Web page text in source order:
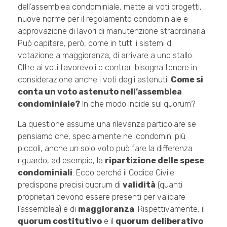
dell’assemblea condominiale, mette ai voti progetti,
nuove norme per il regolamento condominiale e
approvazione di lavori di manutenzione straordinaria.
Può capitare, però, come in tutti i sistemi di
votazione a maggioranza, di arrivare a uno stallo.
Oltre ai voti favorevoli e contrari bisogna tenere in
considerazione anche i voti degli astenuti. Come si
conta un voto astenuto nell’assemblea
condominiale? In che modo incide sul quorum?
La questione assume una rilevanza particolare se
pensiamo che, specialmente nei condomini più
piccoli, anche un solo voto può fare la differenza
riguardo, ad esempio, la ripartizione delle spese
condominiali. Ecco perché il Codice Civile
predispone precisi quorum di validità (quanti
proprietari devono essere presenti per validare
l’assemblea) e di maggioranza. Rispettivamente, il
quorum costitutivo e il quorum deliberativo.